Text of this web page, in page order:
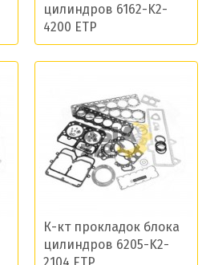
цилиндров 6162-K2-
4200 ETP
К-кт прокладок блока
цилиндров 6205-K2-